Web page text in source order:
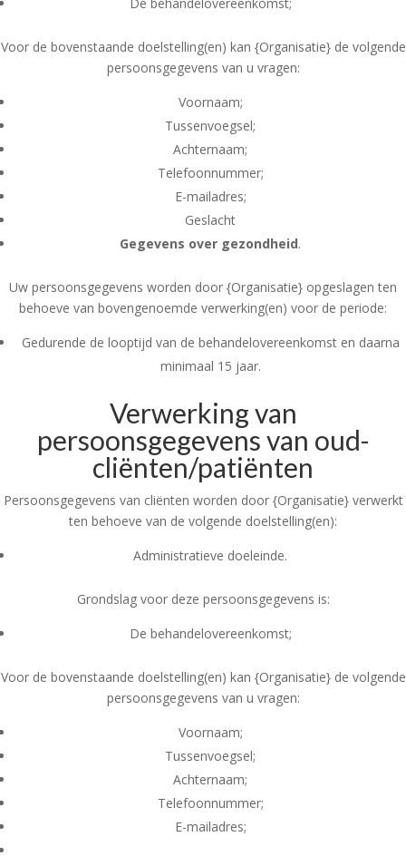
Voor de bovenstaande doelstelling(en) kan {Organisatie} de volgende
persoonsgegevens van u vragen:
Voornaam;
Tussenvoegsel;
Achternaam;
Telefoonnummer;
E-mailadres;
Geslacht
Gegevens over gezondheid.
Uw persoonsgegevens worden door {Organisatie} opgeslagen ten
behoeve van bovengenoemde verwerking(en) voor de periode:
Gedurende de looptijd van de behandelovereenkomst en daarna
minimaal 15 jaar.
Verwerking van
persoonsgegevens van oud-
cliënten/patiënten
Persoonsgegevens van cliënten worden door {Organisatie} verwerkt
ten behoeve van de volgende doelstelling(en):
Administratieve doeleinde.
Grondslag voor deze persoonsgegevens is:
De behandelovereenkomst;
Voor de bovenstaande doelstelling(en) kan {Organisatie} de volgende
persoonsgegevens van u vragen:
Voornaam;
Tussenvoegsel;
Achternaam;
Telefoonnummer;
E-mailadres;